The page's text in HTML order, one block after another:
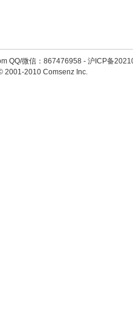
QQ/微信：867476958- 沪ICP备
2001-2010 Comsenz Inc.